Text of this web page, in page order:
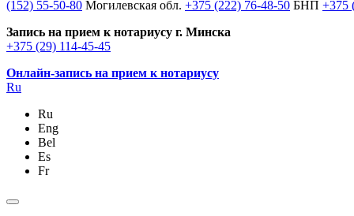
(152) 55-50-80 Могилевская обл. +375 (222) 76-48-50 БНП +375
Запись на прием к нотариусу г. Минска
+375 (29) 114-45-45
Онлайн-запись на прием к нотариусу
Ru
Ru
Eng
Bel
Es
Fr